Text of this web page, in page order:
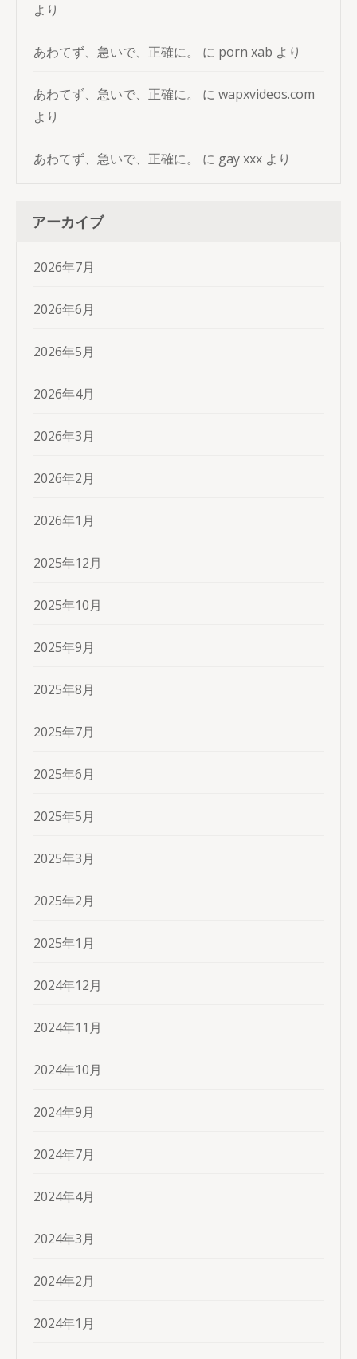
より
あわてず、急いで、正確に。 に porn xab より
あわてず、急いで、正確に。 に wapxvideos.com
より
あわてず、急いで、正確に。 に gay xxx より
アーカイブ
2026年7月
2026年6月
2026年5月
2026年4月
2026年3月
2026年2月
2026年1月
2025年12月
2025年10月
2025年9月
2025年8月
2025年7月
2025年6月
2025年5月
2025年3月
2025年2月
2025年1月
2024年12月
2024年11月
2024年10月
2024年9月
2024年7月
2024年4月
2024年3月
2024年2月
2024年1月